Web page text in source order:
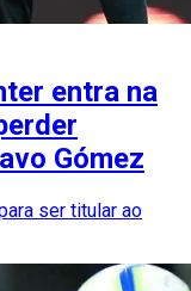
entra na
Gómez
ser titular ao